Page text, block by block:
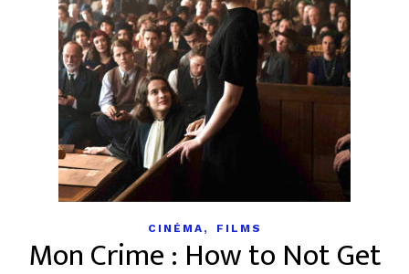
CINÉMA , FILMS
Mon Crime : How to Not Get